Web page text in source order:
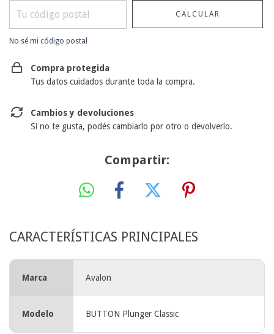
CALCULAR
No sé mi código postal
Compra protegida
Tus datos cuidados durante toda la compra.
Cambios y devoluciones
Si no te gusta, podés cambiarlo por otro o devolverlo.
Compartir:
CARACTERÍSTICAS PRINCIPALES
Marca Avalon
Modelo BUTTON Plunger Classic